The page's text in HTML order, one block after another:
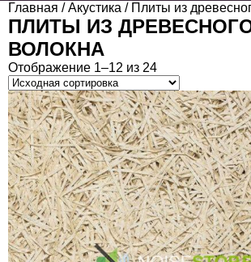
Главная /Акустика / Плиты из
ПЛИТЫ ИЗ
ВОЛОКНА
Отображение 1–12 из 24